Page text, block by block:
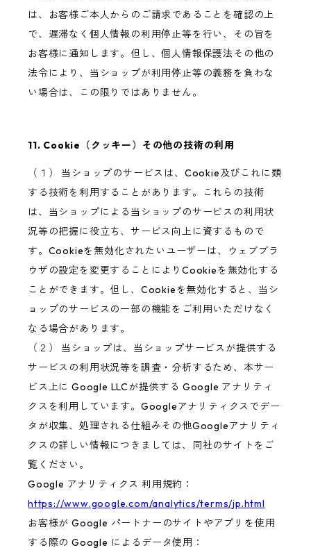
は、お客様ご本人からのご請求であることを確認の上
で、遅滞なく個人情報の利用停止等を行い、その旨を
お客様に通知します。但し、個人情報保護法その他の
法令により、当ショップが利用停止等の義務を負わな
い場合は、この限りではありません。
11. Cookie（クッキー）その他の技術の利用
（１） 当ショップのサービスは、Cookie及びこれに類
する技術を利用することがあります。これらの技術
は、当ショップによる当ショップのサービスの利用状
況等の把握に役立ち、サービス向上に資するもので
す。Cookieを無効化されたいユーザーは、ウェブブラ
ウザの設定を変更することによりCookieを無効化する
ことができます。但し、Cookieを無効化すると、当シ
ョップのサービスの一部の機能をご利用いただけなく
なる場合があります。
（２） 当ショップは、当ショップサービスが提供する
サービスの利用状況等を調査・分析するため、本サー
ビス上に Google LLCが提供する Google アナリティ
クスを利用しています。Googleアナリティクスでデー
タが収集、処理される仕組みその他Googleアナリティ
クスの詳しい情報につきましては、同社のサイトをご
覧ください。
Google アナリティクス 利用規約：
https://www.google.com/analytics/terms/jp.html
お客様が Google パートナーのサイトやアプリを使用
する際の Google によるデータ使用：